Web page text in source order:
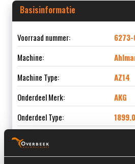
Basisinformatie
Voorraad nummer:
6273-
Machine:
Machine Type:
AZ14
Onderdeel Merk:
AKG
Onderdeel Type:
Onderdeel nummer: